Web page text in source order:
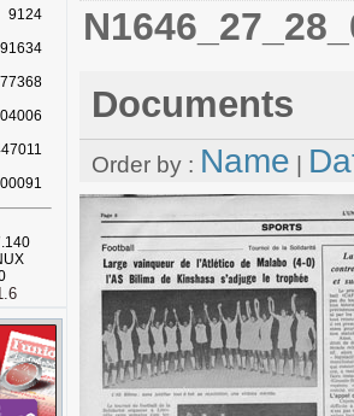
9124
91634
77368
Documents
Order by : Name